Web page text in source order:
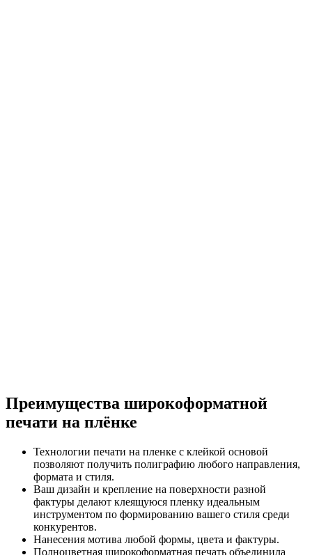
Преимущества широкоформатной
печати на плёнке
Технологии печати на пленке с клейкой основой
позволяют получить полиграфию любого направления,
формата и стиля.
Ваш дизайн и крепление на поверхности разной
фактуры делают клеящуюся пленку идеальным
инструментом по формированию вашего стиля среди
конкурентов.
Нанесения мотива любой формы, цвета и фактуры.
Полноцветная широкоформатная печать объединила